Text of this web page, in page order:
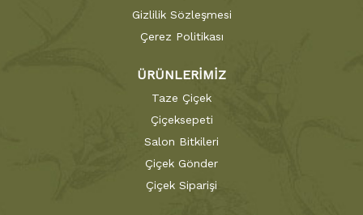
Gizlilik Sözleşmesi
Çerez Politikası
ÜRÜNLERİMİZ
Taze Çiçek
Çiçeksepeti
Salon Bitkileri
Çiçek Gönder
Çiçek Siparişi